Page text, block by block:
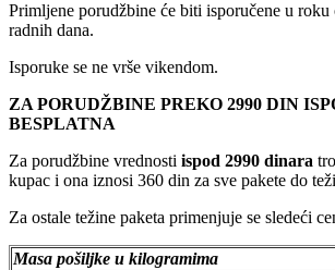
Primljene porudžbine će biti isporučene u roku
radnih dana.
Isporuke se ne vrše vikendom.
ZA PORUDŽBINE PREKO 2990 DIN
BESPLATNA
Za porudžbine vrednosti ispod 2990 dinara
kupac i ona iznosi 360 din za sve pakete do
Za ostale težine paketa primenjuje se sledeći
Masa pošiljke u kilogramima